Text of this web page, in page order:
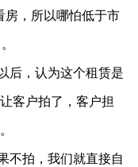
房，所以哪怕低于市
后，认为这个租赁是
客户拍了，客户担
不拍，我们就直接自